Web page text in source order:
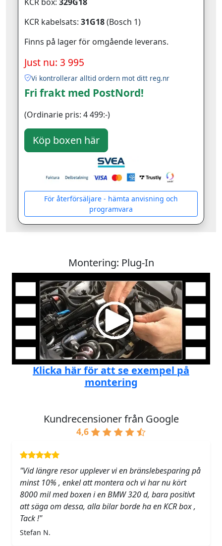
KCR kabelsats: 31G18(Bosch 1)
Finns på lager för omgående leverans.
Just nu: 3 995
Vi kontrollerar alltid ordern mot ditt reg.nr
Fri frakt med PostNord!
(Ordinarie pris: 4 499:-)
För återförsäljare - hämta anvisning och
programvara
Montering: Plug-In
Klicka här för att se exempel på
montering
Kundrecensioner från Google
4,6
"Vid längre resor upplever vi en bränslebesparing på
minst 10% , enkel att montera och vi har nu kört
8000 mil med boxen i en BMW 320 d, bara positivt
att säga om dessa, alla bilar borde ha en KCR box ,
Tack !"
Stefan N.